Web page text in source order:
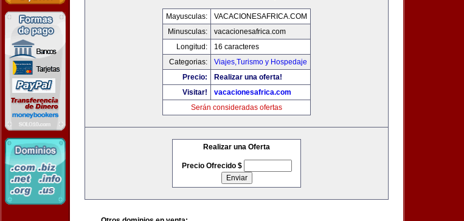
Mayusculas:
VACACIONESAFRICA.COM
Minusculas:
vacacionesafrica.com
Longitud:
16 caracteres
Categorias:
Viajes,Turismo y Hospedaje
Precio:
Realizar una oferta!
Visitar!
vacacionesafrica.com
Serán consideradas ofertas
Realizar una Oferta
Precio Ofrecido $